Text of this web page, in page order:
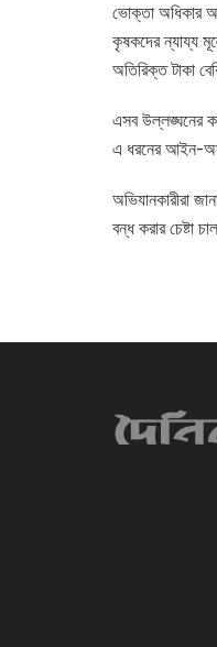
ভোক্তা অধিকার
কৃষকদের ন্যায্য
অতিরিক্ত টাকা
এসব উল্লঙ্ঘনের
এ ধরনের আইন-
অভিযানকারীরা
বন্ধ করার চেষ্টা